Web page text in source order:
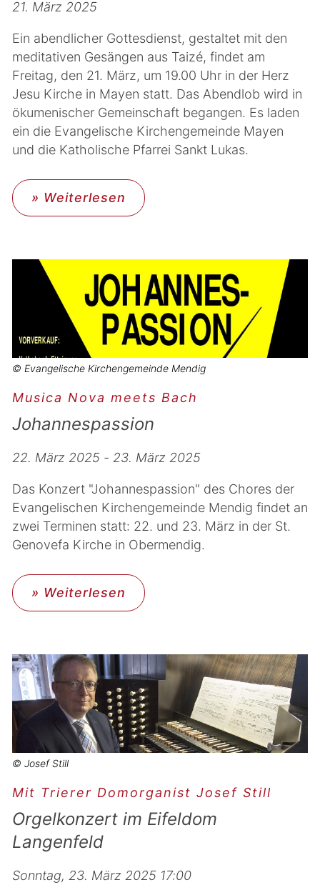
21. März 2025
Ein abendlicher Gottesdienst, gestaltet mit den
meditativen Gesängen aus Taizé, findet am
Freitag, den 21. März, um 19.00 Uhr in der Herz
Jesu Kirche in Mayen statt. Das Abendlob wird in
ökumenischer Gemeinschaft begangen. Es laden
ein die Evangelische Kirchengemeinde Mayen
und die Katholische Pfarrei Sankt Lukas.
» Weiterlesen
© Evangelische Kirchengemeinde Mendig
Musica Nova meets Bach
Johannespassion
22. März 2025 - 23. März 2025
Das Konzert "Johannespassion" des Chores der
Evangelischen Kirchengemeinde Mendig findet an
zwei Terminen statt: 22. und 23. März in der St.
Genovefa Kirche in Obermendig.
» Weiterlesen
© Josef Still
Mit Trierer Domorganist Josef Still
Orgelkonzert im Eifeldom
Langenfeld
Sonntag, 23. März 2025 17:00